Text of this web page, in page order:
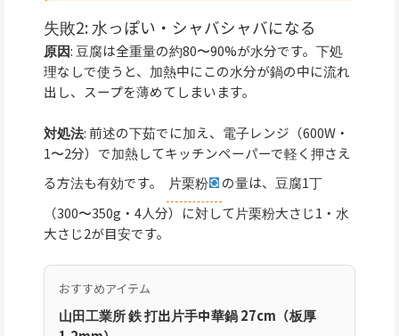
失敗2: 水っぽい・シャバシャバになる
原因: 豆腐は全重量の約80〜90%が水分です。下処
理なしで使うと、加熱中にこの水分が鍋の中に流れ
出し、スープを薄めてしまいます。
対処法: 前述の下茹でに加え、電子レンジ（600W・
1〜2分）で加熱してキッチンペーパーで軽く押さえ
る方法も有効です。
片栗粉
の量は、豆腐1丁
（300〜350g・4人分）に対して片栗粉大さじ1・水
大さじ2が目安です。
おすすめアイテム
山田工業所 鉄 打出片手中華鍋 27cm（板厚